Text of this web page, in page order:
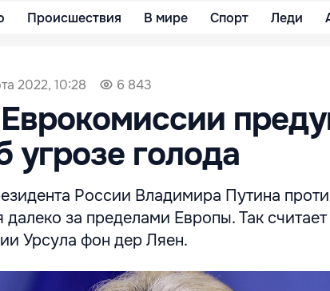
Происшествия В мире Спорт Леди
2022, 10:28 6 843
угрозе голода
России Владимира Путина
далеко за пределами Европы. Так
Урсула фон дер Ляен.